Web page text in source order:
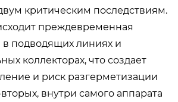
критическим последствиям.
преждевременная
в подводящих линиях и
коллекторах, что создает
и риск разгерметизации
внутри самого аппарата